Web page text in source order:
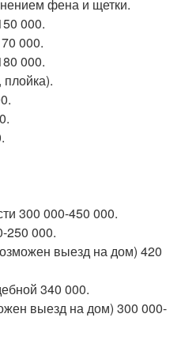
фена и щетки.
000.
000.
000.
300 000-450 000.
250 000.
выезд на дом) 420
340 000.
выезд на дом) 300 000-